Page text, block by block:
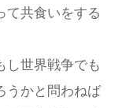
て共食いをする
し世界戦争でも
うかと問わねば